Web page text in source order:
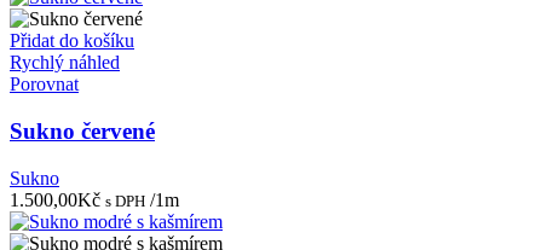
Přidat do košíku
Rychlý náhled
Porovnat
Sukno červené
Sukno
1.500,00Kč s DPH /1m